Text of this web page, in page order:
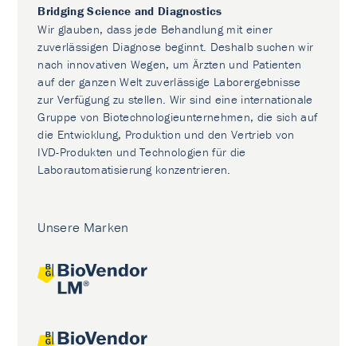
Bridging Science and Diagnostics
Wir glauben, dass jede Behandlung mit einer
zuverlässigen Diagnose beginnt. Deshalb suchen wir
nach innovativen Wegen, um Ärzten und Patienten
auf der ganzen Welt zuverlässige Laborergebnisse
zur Verfügung zu stellen. Wir sind eine internationale
Gruppe von Biotechnologieunternehmen, die sich auf
die Entwicklung, Produktion und den Vertrieb von
IVD-Produkten und Technologien für die
Laborautomatisierung konzentrieren.
Unsere Marken